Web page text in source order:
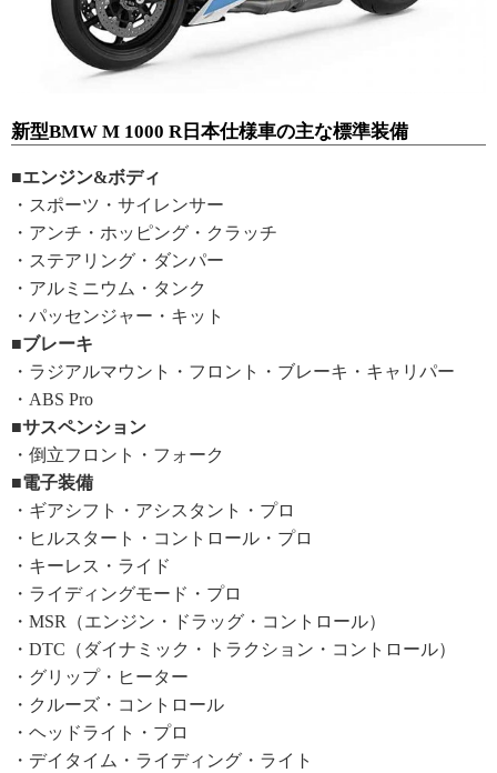
新型BMW M 1000 R日本仕様車の主な標準装備
■エンジン&ボディ
・スポーツ・サイレンサー
・アンチ・ホッピング・クラッチ
・ステアリング・ダンパー
・アルミニウム・タンク
・パッセンジャー・キット
■ブレーキ
・ラジアルマウント・フロント・ブレーキ・キャリパー
・ABS Pro
■サスペンション
・倒立フロント・フォーク
■電子装備
・ギアシフト・アシスタント・プロ
・ヒルスタート・コントロール・プロ
・キーレス・ライド
・ライディングモード・プロ
・MSR（エンジン・ドラッグ・コントロール）
・DTC（ダイナミック・トラクション・コントロール）
・グリップ・ヒーター
・クルーズ・コントロール
・ヘッドライト・プロ
・デイタイム・ライディング・ライト